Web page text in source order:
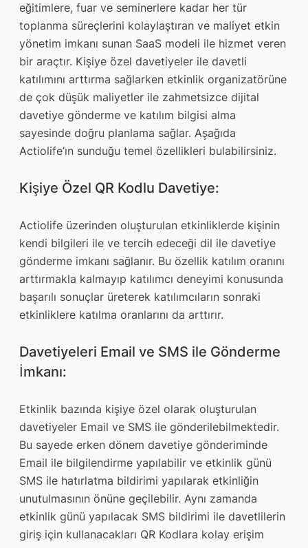
eğitimlere, fuar ve seminerlere kadar her tür
toplanma süreçlerini kolaylaştıran ve maliyet etkin
yönetim imkanı sunan SaaS modeli ile hizmet veren
bir araçtır. Kişiye özel davetiyeler ile davetli
katılımını arttırma sağlarken etkinlik organizatörüne
de çok düşük maliyetler ile zahmetsizce dijital
davetiye gönderme ve katılım bilgisi alma
sayesinde doğru planlama sağlar. Aşağıda
Actiolife’ın sunduğu temel özellikleri bulabilirsiniz.
Kişiye Özel QR Kodlu Davetiye:
Actiolife üzerinden oluşturulan etkinliklerde kişinin
kendi bilgileri ile ve tercih edeceği dil ile davetiye
gönderme imkanı sağlanır. Bu özellik katılım oranını
arttırmakla kalmayıp katılımcı deneyimi konusunda
başarılı sonuçlar üreterek katılımcıların sonraki
etkinliklere katılma oranlarını da arttırır.
Davetiyeleri Email ve SMS ile Gönderme
İmkanı:
Etkinlik bazında kişiye özel olarak oluşturulan
davetiyeler Email ve SMS ile gönderilebilmektedir.
Bu sayede erken dönem davetiye gönderiminde
Email ile bilgilendirme yapılabilir ve etkinlik günü
SMS ile hatırlatma bildirimi yapılarak etkinliğin
unutulmasının önüne geçilebilir. Aynı zamanda
etkinlik günü yapılacak SMS bildirimi ile davetlilerin
giriş için kullanacakları QR Kodlara kolay erişim